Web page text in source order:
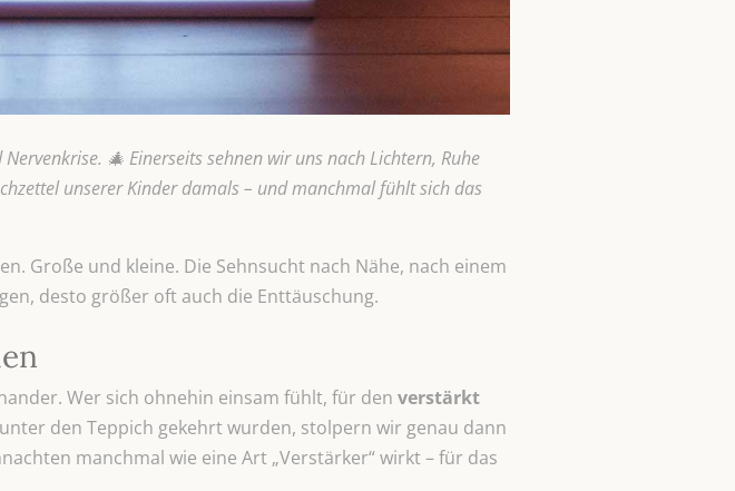
🎄 Einerseits sehnen wir uns nach Lichtern, Ruhe
unserer Kinder damals – und manchmal fühlt sich das
Große und kleine. Die Sehnsucht nach Nähe, nach einem
desto größer oft auch die Enttäuschung.
Wer sich ohnehin einsam fühlt, für den verstärkt
den Teppich gekehrt wurden, stolpern wir genau dann
manchmal wie eine Art „Verstärker“ wirkt – für das